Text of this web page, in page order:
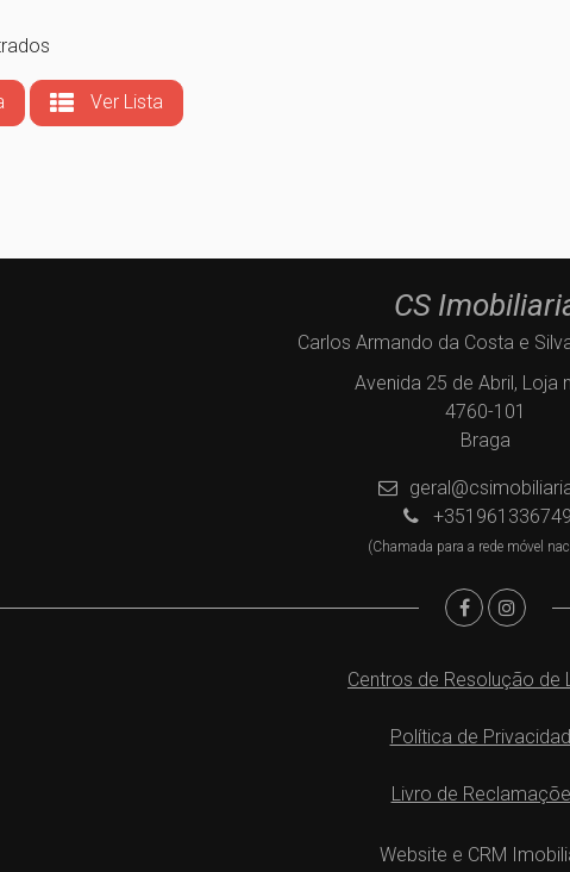
Ver Lista
CS
Carlos Armando da Costa e
Avenida 25 de Abril, Loja
4760-101
Braga
+351961336749
(Chamada para a rede móvel
Centros de Resolução de
Política de
Livro de
Website e CRM